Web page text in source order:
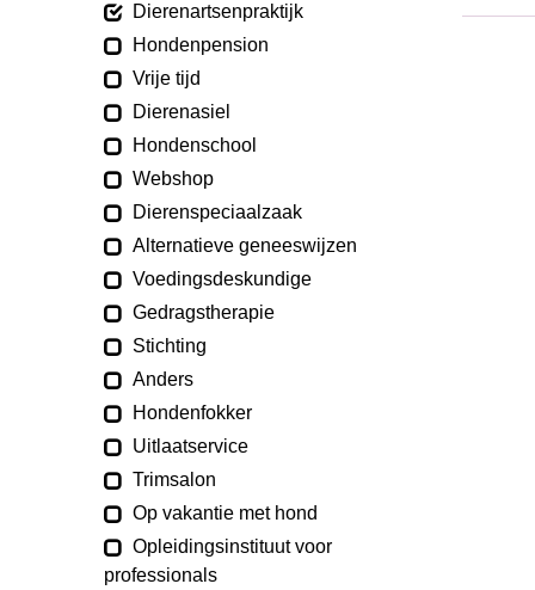
Dierenartsenpraktijk
Hondenpension
Vrije tijd
Dierenasiel
Hondenschool
Webshop
Dierenspeciaalzaak
Alternatieve geneeswijzen
Voedingsdeskundige
Gedragstherapie
Stichting
Anders
Hondenfokker
Uitlaatservice
Trimsalon
Op vakantie met hond
Opleidingsinstituut voor
professionals